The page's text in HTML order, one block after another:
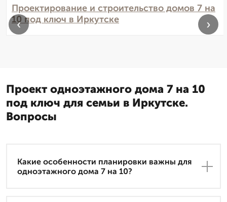
Проектирование и строительство домов 7 на
10 под ключ в Иркутске
‹ ›
Проект одноэтажного дома 7 на 10
под ключ для семьи в Иркутске.
Вопросы
Какие особенности планировки важны для
одноэтажного дома 7 на 10?